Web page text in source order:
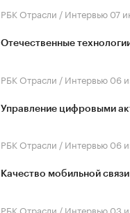
РБК Отрасли / Интервью 07
Отечественные
РБК Отрасли / Интервью 06
Управление цифровыми
РБК Отрасли / Интервью 06
Качество мобильной
РБК Отрасли / Интервью 03